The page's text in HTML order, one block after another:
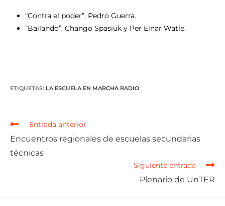
“Contra el poder”, Pedro Guerra.
“Bailando”, Chango Spasiuk y Per Einar Watle.
ETIQUETAS: LA ESCUELA EN MARCHA RADIO
Entrada anterior
Encuentros regionales de escuelas secundarias
técnicas
Siguiente entrada
Plenario de UnTER